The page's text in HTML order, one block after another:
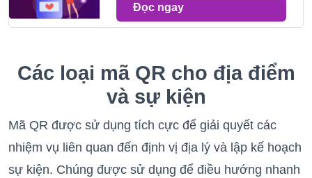
Đọc ngay
Các loại mã QR cho địa điểm
và sự kiện
Mã QR được sử dụng tích cực để giải quyết các
nhiệm vụ liên quan đến định vị địa lý và lập kế hoạch
sự kiện. Chúng được sử dụng để điều hướng nhanh